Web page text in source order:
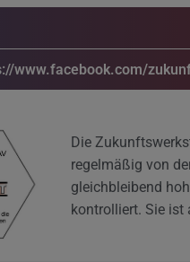
www.facebook.com/
Die
regelmäßig von
gleichbleibend
kontrolliert. Sie ist